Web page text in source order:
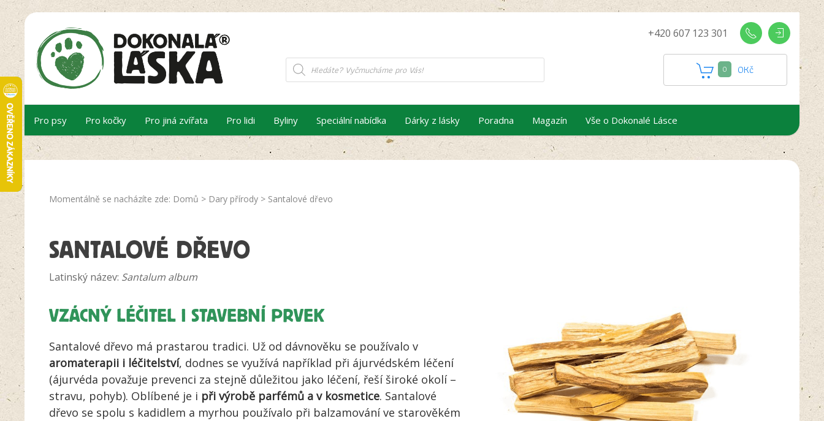
+420 607 123 301
Products
search 0 0Kč
Pro psy Pro kočky Pro jiná zvířata Pro lidi Byliny Speciální nabídka Dárky z lásky Poradna Magazín Vše o Dokonalé Lásce
Momentálně se nacházíte zde: Domů > Dary přírody > Santalové dřevo
SANTALOVÉ DŘEVO
Latinský název: Santalum album
VZÁCNÝ LÉČITEL I STAVEBNÍ PRVEK
Santalové dřevo má prastarou tradici. Už od dávnověku se používalo v
aromaterapii i léčitelství, dodnes se využívá například při ájurvédském léčení
(ájurvéda považuje prevenci za stejně důležitou jako léčení, řeší široké okolí –
stravu, pohyb). Oblíbené je i při výrobě parfémů a v kosmetice. Santalové
dřevo se spolu s kadidlem a myrhou používalo při balzamování ve starověkém